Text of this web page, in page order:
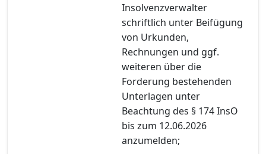
Insolvenzverwalter
schriftlich unter Beifügung
von Urkunden,
Rechnungen und ggf.
weiteren über die
Forderung bestehenden
Unterlagen unter
Beachtung des § 174 InsO
bis zum 12.06.2026
anzumelden;